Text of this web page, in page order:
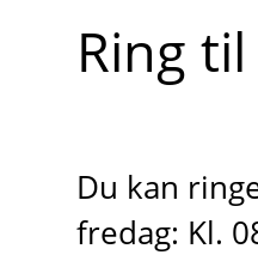
Ring
Du kan
fredag: Kl.